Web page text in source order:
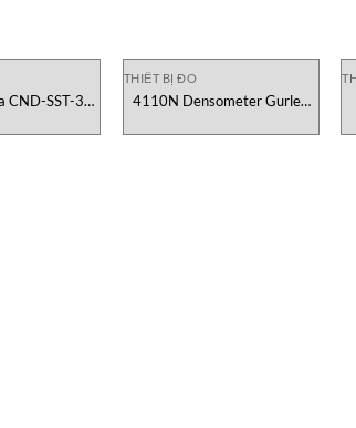
CND-SST-3
THIẾT BỊ ĐO
4110N Densometer Gurley